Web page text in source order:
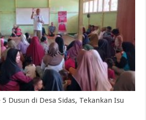
Dusun di Desa Sidas, Tekankan Isu